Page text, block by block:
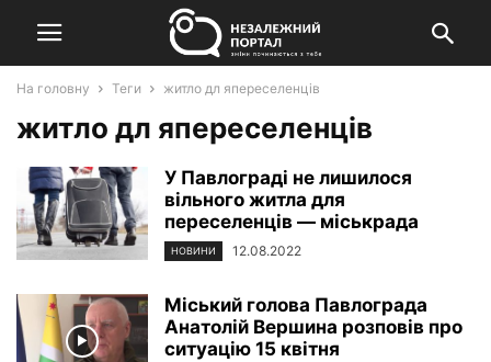
На головну Теги житло дл япереселенців
житло дл япереселенців
У Павлограді не лишилося
вільного житла для
переселенців — міськрада
НОВИНИ 12.08.2022
Міський голова Павлограда
Анатолій Вершина розповів про
ситуацію 15 квітня